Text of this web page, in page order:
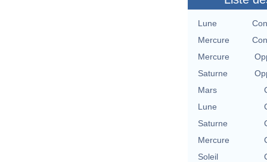
Lune
Mercure
Mercure
Saturne
Mars
Lune
Saturne
Mercure
Soleil